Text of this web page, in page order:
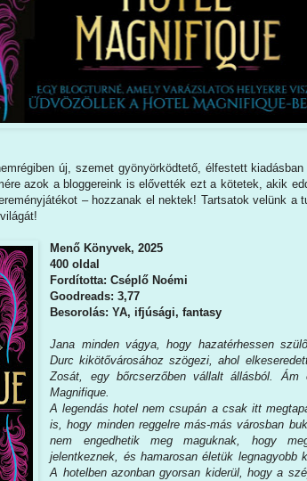
új, szemet gyönyörködtető, élfestett
azok a bloggereink is elővették ezt a kötetek, akik
– hozzanak el nektek! Tartsatok velünk a
Menő Könyvek, 2025
400 oldal
Fordította: Cséplő Noémi
Goodreads: 3,77
Besorolás: YA, ifjúsági, fantasy
Jana ​minden vágya, hogy hazatérhessen
Durc kikötővárosához szögezi, ahol
Zosát, egy bőrcserzőben vállalt állásból.
Magnifique.
A legendás hotel nem csupán a csak itt
is, hogy minden reggelre más-más városban
nem engedhetik meg maguknak, hogy
jelentkeznek, és hamarosan életük legnagyobb
A hotelben azonban gyorsan kiderül, hogy a